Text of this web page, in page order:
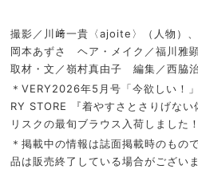
撮影／川﨑一貴〈ajoite〉（人物）
岡本あずさ ヘア・メイク／福川
取材・文／嶺村真由子 編集／西脇
＊VERY2026年5月号「今欲しい！
RY STORE 『着やすさとさりげな
リスクの最旬ブラウス入荷しました
＊掲載中の情報は誌面掲載時のもの
品は販売終了している場合がございま